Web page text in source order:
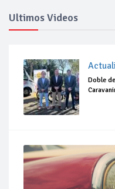
Ultimos Videos
Doble